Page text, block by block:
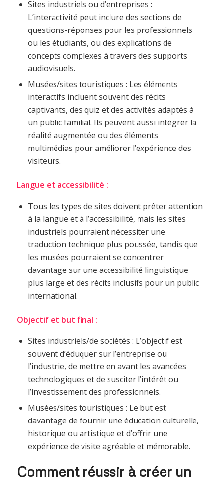
Sites industriels ou d’entreprises :
L’interactivité peut inclure des sections de
questions-réponses pour les professionnels
ou les étudiants, ou des explications de
concepts complexes à travers des supports
audiovisuels.
Musées/sites touristiques : Les éléments
interactifs incluent souvent des récits
captivants, des quiz et des activités adaptés à
un public familial. Ils peuvent aussi intégrer la
réalité augmentée ou des éléments
multimédias pour améliorer l’expérience des
visiteurs.
Langue et accessibilité :
Tous les types de sites doivent prêter attention
à la langue et à l’accessibilité, mais les sites
industriels pourraient nécessiter une
traduction technique plus poussée, tandis que
les musées pourraient se concentrer
davantage sur une accessibilité linguistique
plus large et des récits inclusifs pour un public
international.
Objectif et but final :
Sites industriels/de sociétés : L’objectif est
souvent d’éduquer sur l’entreprise ou
l’industrie, de mettre en avant les avancées
technologiques et de susciter l’intérêt ou
l’investissement des professionnels.
Musées/sites touristiques : Le but est
davantage de fournir une éducation culturelle,
historique ou artistique et d’offrir une
expérience de visite agréable et mémorable.
Comment réussir à créer un